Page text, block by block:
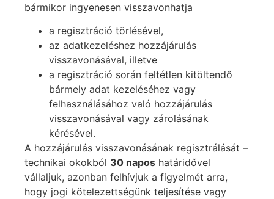
bármikor ingyenesen visszavonhatja
a regisztráció törlésével,
az adatkezeléshez hozzájárulás
visszavonásával, illetve
a regisztráció során feltétlen kitöltendő
bármely adat kezeléséhez vagy
felhasználásához való hozzájárulás
visszavonásával vagy zárolásának
kérésével.
A hozzájárulás visszavonásának regisztrálását –
technikai okokból 30 napos határidővel
vállaljuk, azonban felhívjuk a figyelmét arra,
hogy jogi kötelezettségünk teljesítése vagy